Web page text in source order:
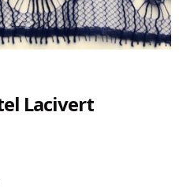
Lacivert